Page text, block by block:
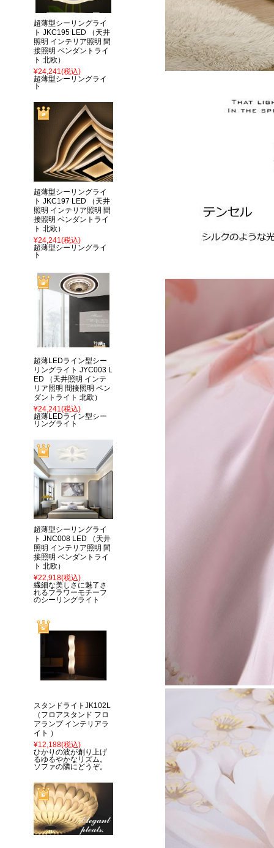
超薄型シーリングライ
ト JKC195 LED （天井
照明 インテリア照明 間
接照明 ペンダントライ
ト 北欧）
¥24,241(税込)
超薄型シーリングライ
ト
超薄型シーリングライ
ト JKC197 LED （天井
照明 インテリア照明 間
接照明 ペンダントライ
ト 北欧）
¥24,241(税込)
超薄型シーリングライ
ト
超薄LEDライン型シー
リングライト JYC003 L
ED （天井照明 インテ
リア照明 間接照明 ペン
ダントライト 北欧）
¥24,241(税込)
超薄LEDライン型シー
リングライト
超薄型シーリングライ
ト JNC008 LED （天井
照明 インテリア照明 間
接照明 ペンダントライ
ト 北欧）
¥22,918(税込)
繊細な美しさに魅了さ
れるフラワーモチーフ
のシーリングライト
スタンドライトJK102L
（フロアスタンド フロ
アランプ インテリアラ
イト ）
¥12,188(税込)
ひかりの波が創り上げ
るゆるやかなリズム。
ソファの隣にどうぞ。